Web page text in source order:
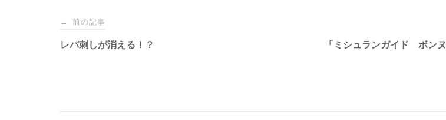
Post
navigation
← 前の記事
レバ刺しが消える！？
「ミシュランガイド ボン